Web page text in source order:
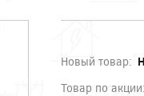
Новый товар:
Товар по акции: